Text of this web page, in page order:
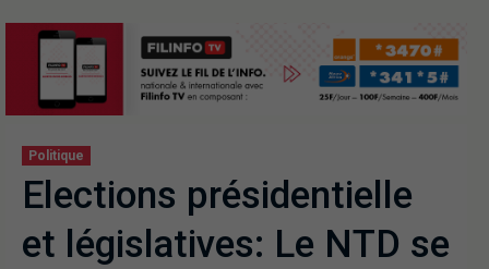
Politique
Elections présidentielle
et législatives: Le NTD se